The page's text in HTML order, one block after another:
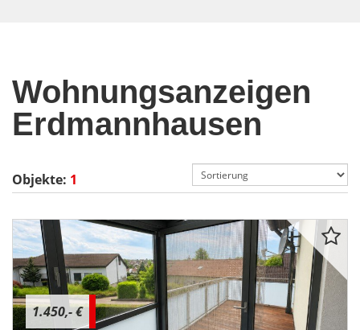
Wohnungsanzeigen
Erdmannhausen
Objekte: 1
1.450,- €